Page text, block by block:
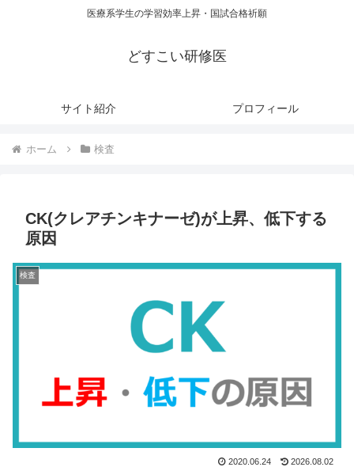
医療系学生の学習効率上昇・国試合格祈願
どすこい研修医
サイト紹介 プロフィール
ホーム 検査
CK(クレアチンキナーゼ)が上昇、低下する
原因
検査
2020.06.24 2026.08.02